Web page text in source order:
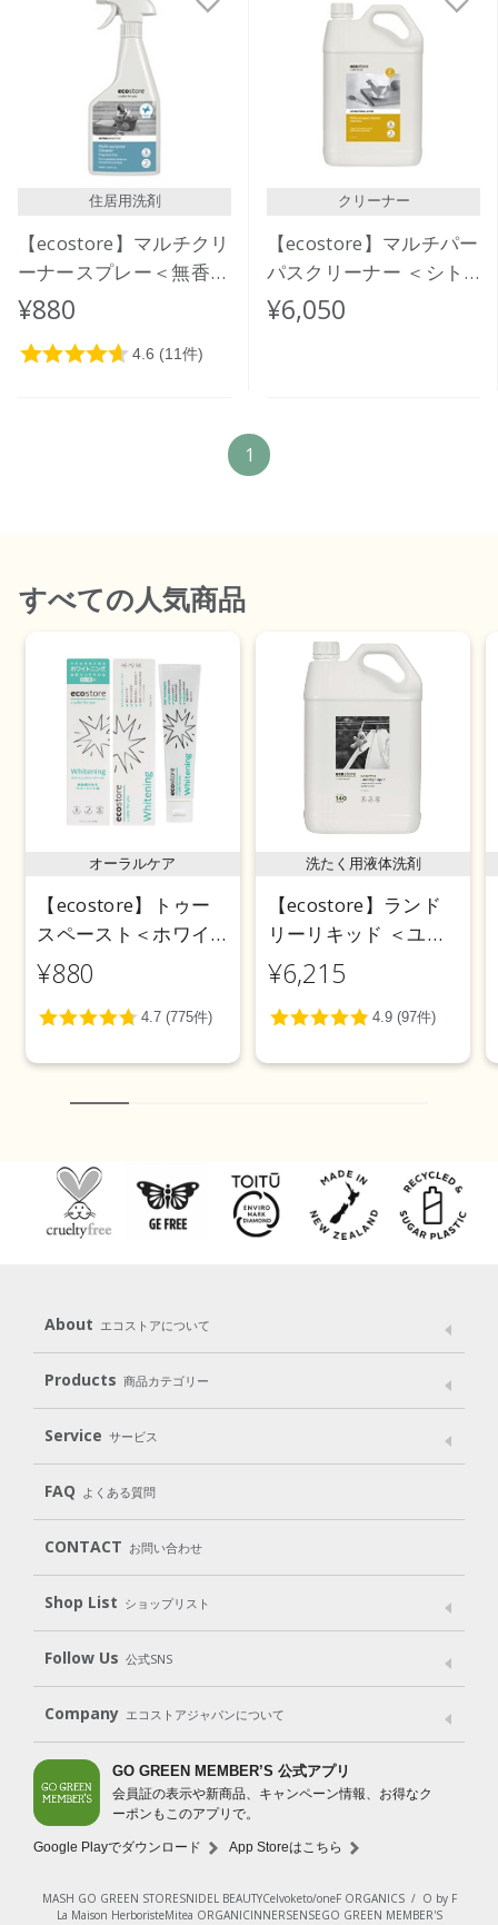
住居用洗剤
【ecostore】マルチクリ
ーナースプレー＜無香料
＞500mL
¥880
クリーナー
【ecostore】マルチパー
パスクリーナー ＜シト
ラス＞ 5L
¥6,050
1
すべての人気商品
オーラルケア
【ecostore】トゥー
スペースト＜ホワイ
トニング＞ 100g
¥880
洗たく用液体洗剤
【ecostore】ランド
リーリキッド ＜ユー
カリ＞ 5L
¥6,215
About エコストアについて
メッセージ ブランドストーリー
パッケージへのこだわり
動物実験をしない
Products 商品カテゴリー
Laundry
Cleaning Baby Kids
Body（ボディ） Hair（ヘア） Oral care（オーラルケア）
Goods （グッズ）
Gift set
Service サービス
User Guide
Subscription（定期便）
FAQ よくある質問
CONTACT お問い合わせ
Shop List ショップリスト
Shop List
Follow Us 公式SNS
LINE＠ Instagram Facebook
Company エコストアジャパンについて
会社案内 ご利用規約
プライバシーポリシー
特定商取引法に基づく表示
免責事項
法人会員サービス
New Zealand Site
GO GREEN MEMBER’S 公式アプリ
会員証の表示や新商品、キャンペーン情報、お得なク
ーポンもこのアプリで。
Google Playでダウンロード App Storeはこちら
MASH GO GREEN STORESNIDEL BEAUTYCelvoketo/oneF ORGANICS/ O by F
La Maison HerboristeMitea ORGANICINNERSENSEGO GREEN MEMBER'S